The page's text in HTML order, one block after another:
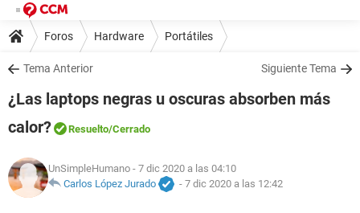
Foros Hardware Portátiles
Tema Anterior Siguiente Tema
¿Las laptops negras u oscuras absorben más
calor?
Resuelto/Cerrado
UnSimpleHumano - 7 dic 2020 a las 04:10
Carlos López Jurado
- 7 dic 2020 a las 12:42